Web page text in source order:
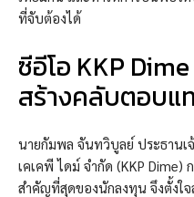
ที่จับต้องได้
ซีอีโอ KKP
สร้างคลับตอบแ
นายกัมพล จันทวิบูลย์ ประธาน
เคเคพี ไดม์ จำกัด (KKP Dime)
สำคัญที่สุดของนักลงทุน จึงตั้งใ